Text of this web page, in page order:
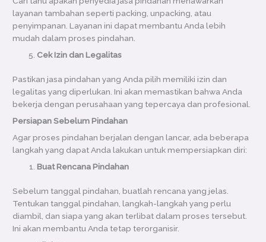
layanan tambahan seperti packing, unpacking, atau
penyimpanan. Layanan ini dapat membantu Anda lebih
mudah dalam proses pindahan.
Cek Izin dan Legalitas
Pastikan jasa pindahan yang Anda pilih memiliki izin dan
legalitas yang diperlukan. Ini akan memastikan bahwa Anda
bekerja dengan perusahaan yang tepercaya dan profesional.
Persiapan Sebelum Pindahan
Agar proses pindahan berjalan dengan lancar, ada beberapa
langkah yang dapat Anda lakukan untuk mempersiapkan diri:
Buat Rencana Pindahan
Sebelum tanggal pindahan, buatlah rencana yang jelas.
Tentukan tanggal pindahan, langkah-langkah yang perlu
diambil, dan siapa yang akan terlibat dalam proses tersebut.
Ini akan membantu Anda tetap terorganisir.